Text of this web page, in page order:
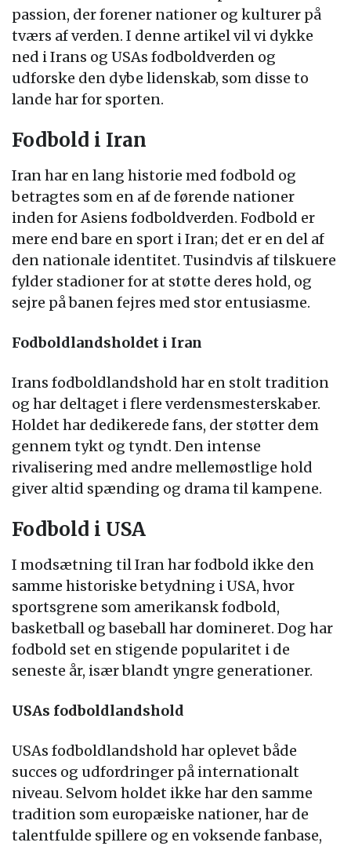
passion, der forener nationer og kulturer på
tværs af verden. I denne artikel vil vi dykke
ned i Irans og USAs fodboldverden og
udforske den dybe lidenskab, som disse to
lande har for sporten.
Fodbold i Iran
Iran har en lang historie med fodbold og
betragtes som en af de førende nationer
inden for Asiens fodboldverden. Fodbold er
mere end bare en sport i Iran; det er en del af
den nationale identitet. Tusindvis af tilskuere
fylder stadioner for at støtte deres hold, og
sejre på banen fejres med stor entusiasme.
Fodboldlandsholdet i Iran
Irans fodboldlandshold har en stolt tradition
og har deltaget i flere verdensmesterskaber.
Holdet har dedikerede fans, der støtter dem
gennem tykt og tyndt. Den intense
rivalisering med andre mellemøstlige hold
giver altid spænding og drama til kampene.
Fodbold i USA
I modsætning til Iran har fodbold ikke den
samme historiske betydning i USA, hvor
sportsgrene som amerikansk fodbold,
basketball og baseball har domineret. Dog har
fodbold set en stigende popularitet i de
seneste år, især blandt yngre generationer.
USAs fodboldlandshold
USAs fodboldlandshold har oplevet både
succes og udfordringer på internationalt
niveau. Selvom holdet ikke har den samme
tradition som europæiske nationer, har de
talentfulde spillere og en voksende fanbase,